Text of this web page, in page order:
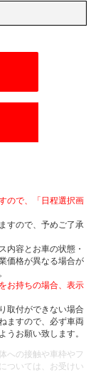
ので、「日程選択画
すので、予めご了承
内容とお車の状態・
価格が異なる場合が
お持ちの場合、表示
取付ができない場合
ますので、必ず車両
うお願い致します。
への接触や車枠やフ
ついては、お受けい